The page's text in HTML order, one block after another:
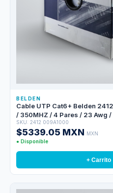
BELDEN
Cable UTP Cat6+ Belden
/ 350MHZ / 4 Pares / 23 Awg
Certificable / Bobina En Caja /
SKU: 2412 009A1000
$5339.05 MXN MXN
● Disponible
+ Carrito